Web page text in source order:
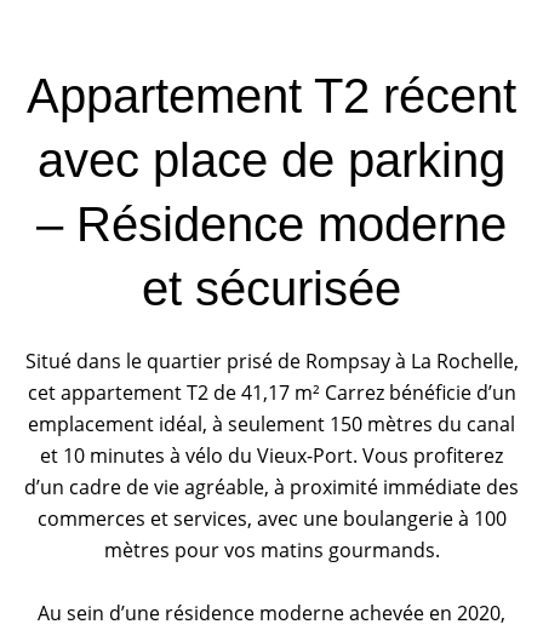
Appartement T2 récent
avec place de parking
– Résidence moderne
et sécurisée
Situé dans le quartier prisé de Rompsay à La Rochelle,
cet appartement T2 de 41,17 m² Carrez bénéficie d’un
emplacement idéal, à seulement 150 mètres du canal
et 10 minutes à vélo du Vieux-Port. Vous profiterez
d’un cadre de vie agréable, à proximité immédiate des
commerces et services, avec une boulangerie à 100
mètres pour vos matins gourmands.
Au sein d’une résidence moderne achevée en 2020,